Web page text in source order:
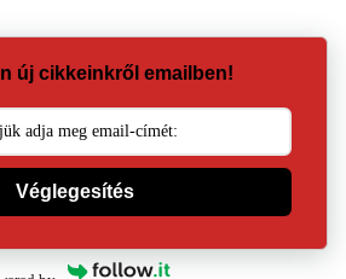
új cikkeinkről emailben!
Véglegesítés